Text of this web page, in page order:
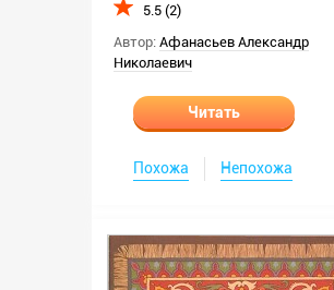
5.5 (2)
Автор: Афанасьев Александр
Николаевич
Читать
Похожа Непохожа